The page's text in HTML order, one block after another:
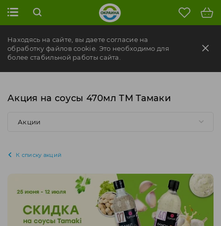
Находясь на сайте, вы даете согласие на
обработку файлов cookie. Это необходимо для
более стабильной работы сайта.
Акция на соусы 470мл ТМ Тамаки
Акции
К списку акций